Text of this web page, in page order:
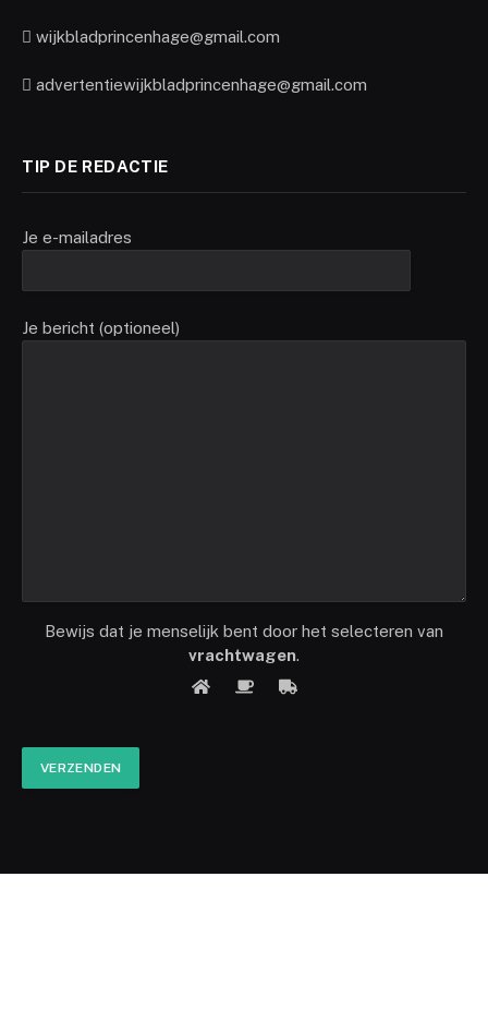
wijkbladprincenhage@gmail.com
advertentiewijkbladprincenhage@gmail.com
TIP DE REDACTIE
Je e-mailadres
Je bericht (optioneel)
Bewijs dat je menselijk bent door het selecteren van
vrachtwagen.